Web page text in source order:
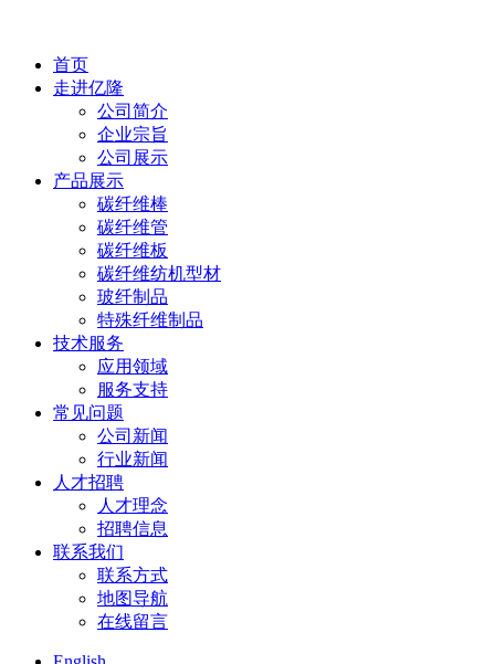
首页
走进亿隆
公司简介
企业宗旨
公司展示
产品展示
碳纤维棒
碳纤维管
碳纤维板
碳纤维纺机型材
玻纤制品
特殊纤维制品
技术服务
应用领域
服务支持
常见问题
公司新闻
行业新闻
人才招聘
人才理念
招聘信息
联系我们
联系方式
地图导航
在线留言